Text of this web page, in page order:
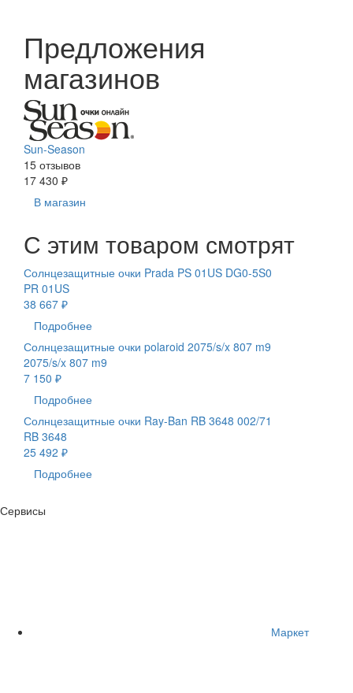
Предложения
магазинов
Sun-Season
15 отзывов
17 430 ₽
В магазин
С этим товаром смотрят
Солнцезащитные очки Prada PS 01US DG0-5S0
PR 01US
38 667 ₽
Подробнее
Солнцезащитные очки polaroid 2075/s/x 807 m9
2075/s/x 807 m9
7 150 ₽
Подробнее
Солнцезащитные очки Ray-Ban RB 3648 002/71
RB 3648
25 492 ₽
Подробнее
Сервисы
Маркет